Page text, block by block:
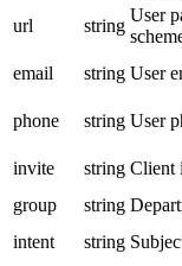
url
string
User
email
string User
phone
string User
invite
string Client
group
string
intent
string